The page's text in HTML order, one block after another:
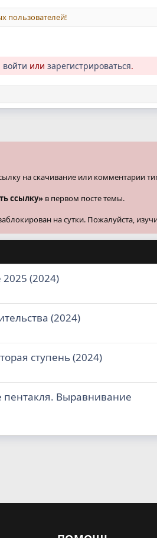
пользователей!
войти или зарегистрироваться.
на скачивание или комментарии
ссылку» в первом посте темы.
на сутки. Пожалуйста,
(2024)
(2024)
ступень (2024)
пентакля. Выравнивание